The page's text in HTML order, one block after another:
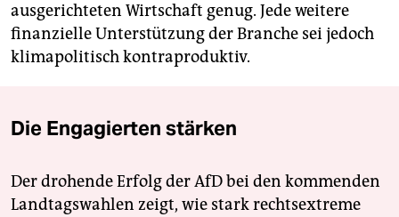
ausgerichteten Wirtschaft genug. Jede weitere
finanzielle Unterstützung der Branche sei jedoch
klimapolitisch kontraproduktiv.
Die Engagierten stärken
Der drohende Erfolg der AfD bei den kommenden
Landtagswahlen zeigt, wie stark rechtsextreme